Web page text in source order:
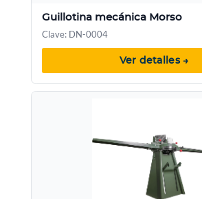
Guillotina mecánica Morso
Clave: DN-0004
Ver detalles →